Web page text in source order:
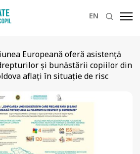
EN
Europeană oferă asistenţă
şi bunăstării copiilor din
aflaţi în situaţie de risc